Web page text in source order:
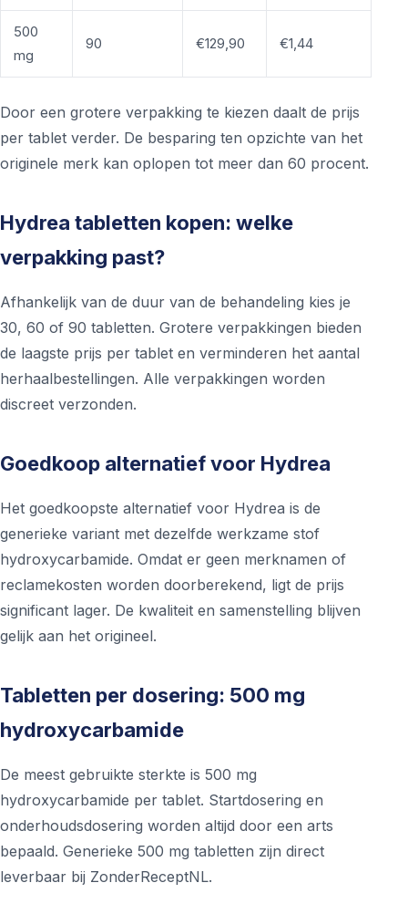
500
mg
90 €129,90 €1,44
Door een grotere verpakking te kiezen daalt de prijs
per tablet verder. De besparing ten opzichte van het
originele merk kan oplopen tot meer dan 60 procent.
Hydrea tabletten kopen: welke
verpakking past?
Afhankelijk van de duur van de behandeling kies je
30, 60 of 90 tabletten. Grotere verpakkingen bieden
de laagste prijs per tablet en verminderen het aantal
herhaalbestellingen. Alle verpakkingen worden
discreet verzonden.
Goedkoop alternatief voor Hydrea
Het goedkoopste alternatief voor Hydrea is de
generieke variant met dezelfde werkzame stof
hydroxycarbamide. Omdat er geen merknamen of
reclamekosten worden doorberekend, ligt de prijs
significant lager. De kwaliteit en samenstelling blijven
gelijk aan het origineel.
Tabletten per dosering: 500 mg
hydroxycarbamide
De meest gebruikte sterkte is 500 mg
hydroxycarbamide per tablet. Startdosering en
onderhoudsdosering worden altijd door een arts
bepaald. Generieke 500 mg tabletten zijn direct
leverbaar bij ZonderReceptNL.